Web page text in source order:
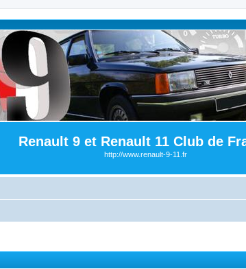
Renault 9 et Renault 11 Club de
http://www.renault-9-11.fr